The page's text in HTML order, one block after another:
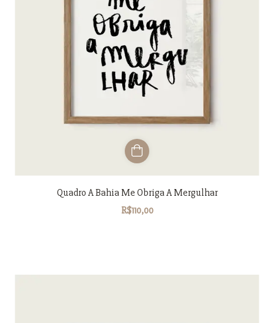
Quadro A Bahia Me Obriga A Mergulhar
R$110,00